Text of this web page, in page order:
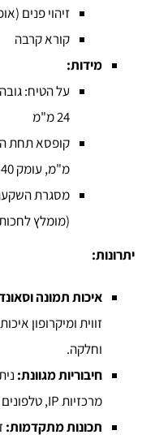
זיהוי פנים
קורא קרבה
מידות:
24 מ"מ
מ"מ, עומק 40 מ"מ
(מומלץ
יתרונות:
איכות תמונה
זווית ומיקרופון
וחלקה.
חיבוריות מגוונת:
מרכזיות IP, טלפונים ניידים ומחשבים.
תכונות מתקדמות: